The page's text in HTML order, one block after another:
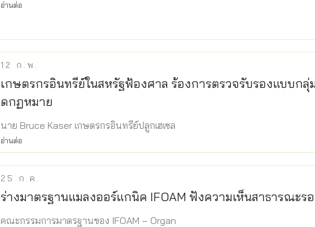
อ่านต่อ
12 ก.พ.
เกษตรกรอินทรีย์ในสหรัฐฟ้องศาล ร้องการตรวจรับรองแบบกลุ่
ดกฏหมาย
นาย Bruce Kaser เกษตรกรอินทรีย์ปลูกเฮเซล
อ่านต่อ
25 ก.ค.
ร่างมาตรฐานแมลงออร์แกนิค IFOAM ฟังความเห็นสาธารณะร
คณะกรรมการมาตรฐานของ IFOAM – Organ